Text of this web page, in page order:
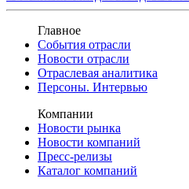
Главное
События отрасли
Новости отрасли
Отраслевая аналитика
Персоны. Интервью
Компании
Новости рынка
Новости компаний
Пресс-релизы
Каталог компаний